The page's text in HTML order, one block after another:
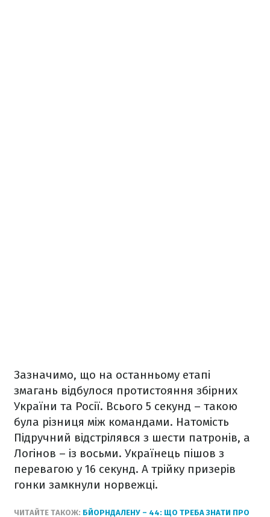
Зазначимо, що на останньому етапі
змагань відбулося протистояння збірних
України та Росії. Всього 5 секунд – такою
була різниця між командами. Натомість
Підручний відстрілявся з шести патронів, а
Логінов – із восьми. Українець пішов з
перевагою у 16 секунд. А трійку призерів
гонки замкнули норвежці.
ЧИТАЙТЕ ТАКОЖ: БЙОРНДАЛЕНУ – 44: ЩО ТРЕБА ЗНАТИ ПРО